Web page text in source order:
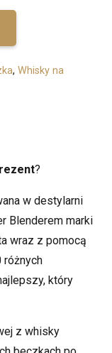
, Whisky na
?
w destylarni
Blenderem marki
wraz z pomocą
różnych
który
z whisky